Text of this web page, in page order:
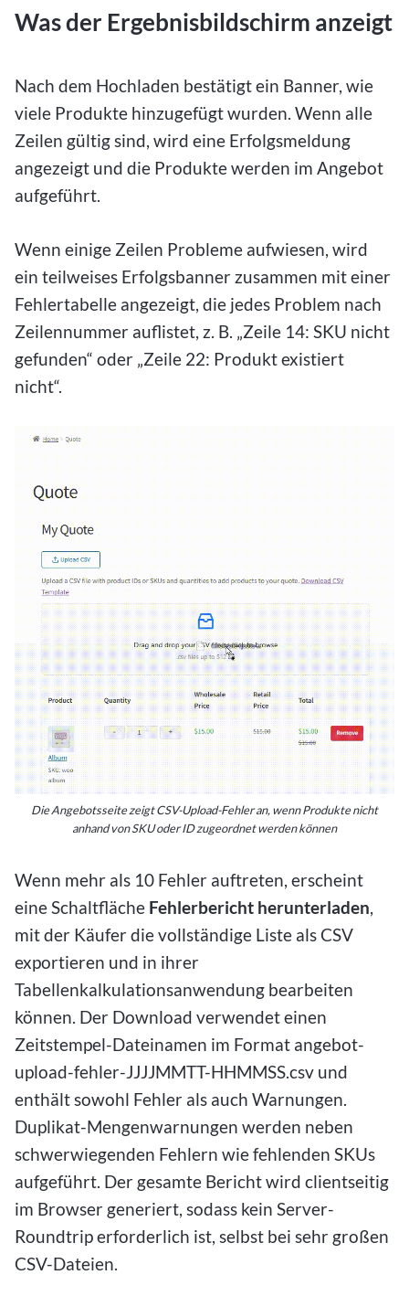
Was der Ergebnisbildschirm anzeigt
Nach dem Hochladen bestätigt ein Banner, wie
viele Produkte hinzugefügt wurden. Wenn alle
Zeilen gültig sind, wird eine Erfolgsmeldung
angezeigt und die Produkte werden im Angebot
aufgeführt.
Wenn einige Zeilen Probleme aufwiesen, wird
ein teilweises Erfolgsbanner zusammen mit einer
Fehlertabelle angezeigt, die jedes Problem nach
Zeilennummer auflistet, z. B. „Zeile 14: SKU nicht
gefunden“ oder „Zeile 22: Produkt existiert
nicht“.
Die Angebotsseite zeigt CSV-Upload-Fehler an, wenn Produkte nicht
anhand von SKU oder ID zugeordnet werden können
Wenn mehr als 10 Fehler auftreten, erscheint
eine Schaltfläche Fehlerbericht herunterladen,
mit der Käufer die vollständige Liste als CSV
exportieren und in ihrer
Tabellenkalkulationsanwendung bearbeiten
können. Der Download verwendet einen
Zeitstempel-Dateinamen im Format angebot-
upload-fehler-JJJJMMTT-HHMMSS.csv und
enthält sowohl Fehler als auch Warnungen.
Duplikat-Mengenwarnungen werden neben
schwerwiegenden Fehlern wie fehlenden SKUs
aufgeführt. Der gesamte Bericht wird clientseitig
im Browser generiert, sodass kein Server-
Roundtrip erforderlich ist, selbst bei sehr großen
CSV-Dateien.